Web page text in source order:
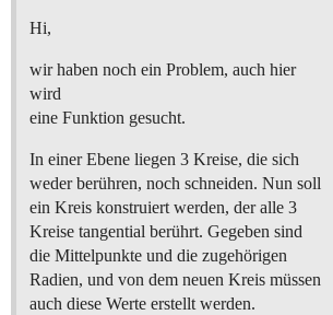
Hi,
wir haben noch ein Problem, auch hier
wird
eine Funktion gesucht.
In einer Ebene liegen 3 Kreise, die sich
weder berühren, noch schneiden. Nun soll
ein Kreis konstruiert werden, der alle 3
Kreise tangential berührt. Gegeben sind
die Mittelpunkte und die zugehörigen
Radien, und von dem neuen Kreis müssen
auch diese Werte erstellt werden.